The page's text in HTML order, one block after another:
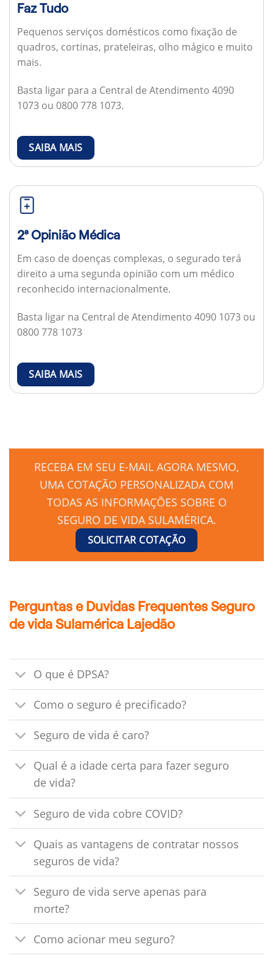
Faz Tudo
Pequenos serviços domésticos como fixação de
quadros, cortinas, prateleiras, olho mágico e muito
mais.
Basta ligar para a Central de Atendimento 4090
1073 ou 0800 778 1073.
SAIBA MAIS
2ª Opinião Médica
Em caso de doenças complexas, o segurado terá
direito a uma segunda opinião com um médico
reconhecido internacionalmente.
Basta ligar na Central de Atendimento 4090 1073 ou
0800 778 1073
SAIBA MAIS
RECEBA EM SEU E-MAIL AGORA MESMO,
UMA COTAÇÃO PERSONALIZADA COM
TODAS AS INFORMAÇÕES SOBRE O
SEGURO DE VIDA SULAMÉRICA.
SOLICITAR COTAÇÃO
Perguntas e Duvidas Frequentes Seguro
de vida Sulamérica Lajedão
O que é DPSA?
Como o seguro é precificado?
Seguro de vida é caro?
Qual é a idade certa para fazer seguro
de vida?
Seguro de vida cobre COVID?
Quais as vantagens de contratar nossos
seguros de vida?
Seguro de vida serve apenas para
morte?
Como acionar meu seguro?